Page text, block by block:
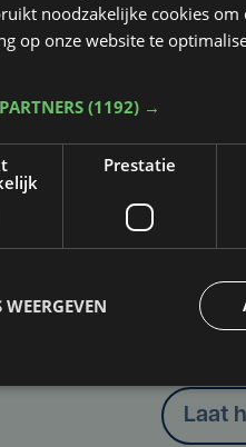
Laat
noodzakelijke cookies
op onze website te
(1192) →
Prestatie
WEERGEVEN